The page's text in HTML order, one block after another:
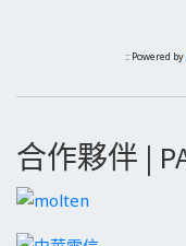
:: Powered by
合作夥伴 |